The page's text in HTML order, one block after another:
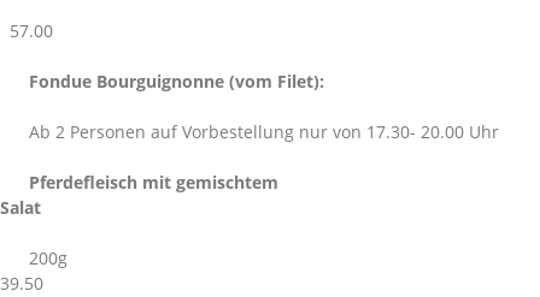
57.00
Fondue Bourguignonne (vom Filet):
Ab 2 Personen auf Vorbestellung nur von 17.30- 20.00 Uhr
Pferdefleisch mit gemischtem
Salat
200g
39.50